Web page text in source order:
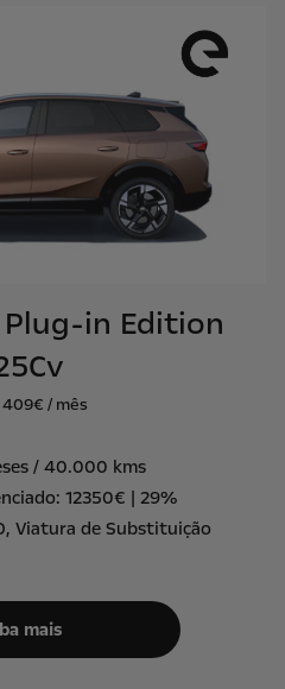
Plug-in Edition
409€ / mês
/ 40.000 kms
12350€ | 29%
Viatura de Substituição
mais